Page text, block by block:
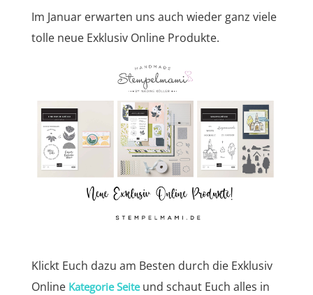
Im Januar erwarten uns auch wieder ganz viele
tolle neue Exklusiv Online Produkte.
Klickt Euch dazu am Besten durch die Exklusiv
Online Kategorie Seite und schaut Euch alles in